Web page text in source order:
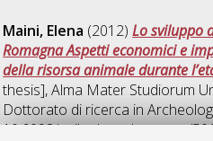
Maini, Elena (2012)Lo sviluppo
Romagna Aspetti economici e
della risorsa animale durante
thesis], Alma Mater Studiorum
Dottorato di ricerca in
10.6092/unibo/amsdottorato/